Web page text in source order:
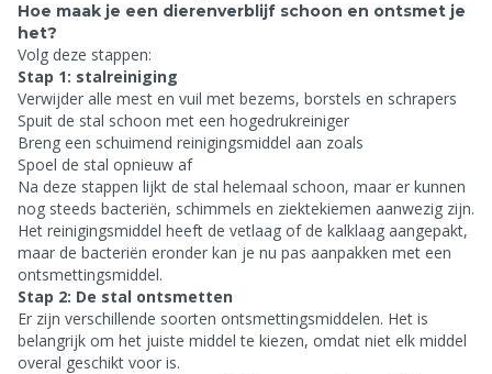
Hoe maak je een dierenverblijf schoon en ontsmet je
het?
Volg deze stappen:
Stap 1: stalreiniging
Verwijder alle mest en vuil met bezems, borstels en schrapers
Spuit de stal schoon met een hogedrukreiniger
Breng een schuimend reinigingsmiddel aan zoals
Spoel de stal opnieuw af
Na deze stappen lijkt de stal helemaal schoon, maar er kunnen
nog steeds bacteriën, schimmels en ziektekiemen aanwezig zijn.
Het reinigingsmiddel heeft de vetlaag of de kalklaag aangepakt,
maar de bacteriën eronder kan je nu pas aanpakken met een
ontsmettingsmiddel.
Stap 2: De stal ontsmetten
Er zijn verschillende soorten ontsmettingsmiddelen. Het is
belangrijk om het juiste middel te kiezen, omdat niet elk middel
overal geschikt voor is.